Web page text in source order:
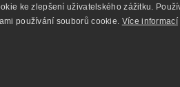
ke zlepšení uživatelského zážitku.
používání souborů cookie. Více informací